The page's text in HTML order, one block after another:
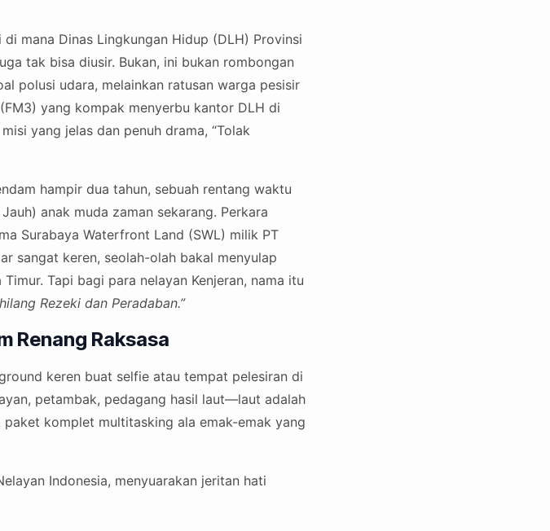
mana Dinas Lingkungan Hidup (DLH) Provinsi
tak bisa diusir. Bukan, ini bukan rombongan
polusi udara, melainkan ratusan warga pesisir
yang kompak menyerbu kantor DLH di
yang jelas dan penuh drama, “Tolak
hampir dua tahun, sebuah rentang waktu
anak muda zaman sekarang. Perkara
Surabaya Waterfront Land (SWL) milik PT
sangat keren, seolah-olah bakal menyulap
Tapi bagi para nelayan Kenjeran, nama itu
Rezeki dan Peradaban.”
Renang Raksasa
keren buat selfie atau tempat pelesiran di
petambak, pedagang hasil laut—laut adalah
komplet multitasking ala emak-emak yang
Indonesia, menyuarakan jeritan hati